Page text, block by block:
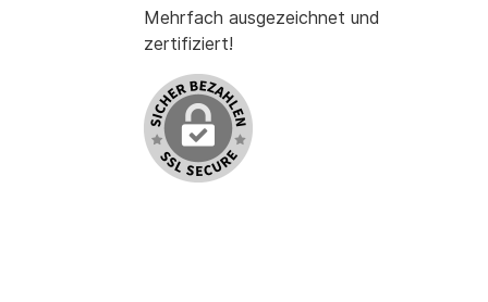
Mehrfach ausgezeichnet und
zertifiziert!